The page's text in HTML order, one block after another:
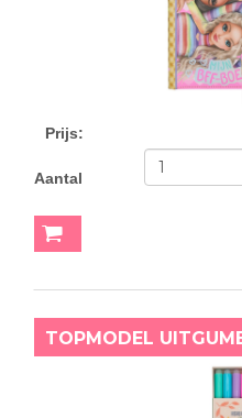
Prijs:
Aantal